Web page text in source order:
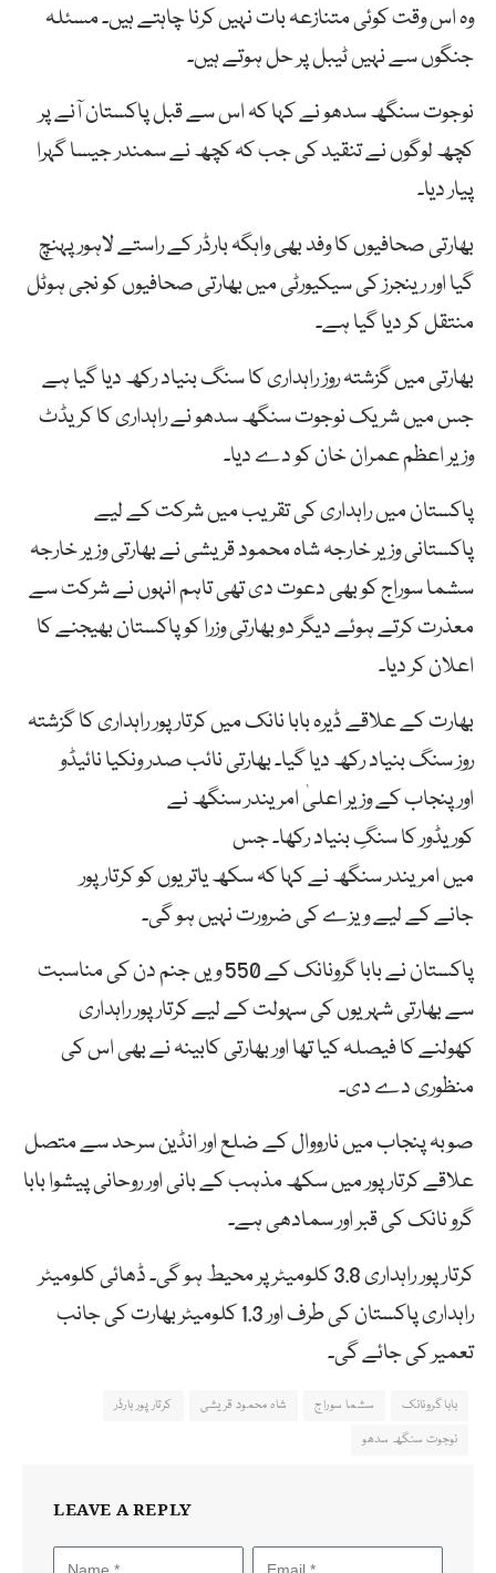
وہ اس وقت کوئی متنازعہ بات نہیں کرنا چاہتے ہیں۔ مسئلہ
جنگوں سے نہیں ٹیبل پر حل ہوتے ہیں۔
نوجوت سنگھ سدھو نے کہا کہ اس سے قبل پاکستان آنے پر
کچھ لوگوں نے تنقید کی جب کہ کچھ نے سمندر جیسا گہرا
پیار دیا۔
بھارتی صحافیوں کا وفد بھی واہگہ بارڈر کے راستے لاہور پہنچ
گیا اور رینجرز کی سیکیورٹی میں بھارتی صحافیوں کو نجی ہوٹل
منتقل کر دیا گیا ہے۔
بھارتی میں گزشتہ روز راہداری کا سنگ بنیاد رکھ دیا گیا ہے
جس میں شریک نوجوت سنگھ سدھو نے راہداری کا کریڈٹ
وزیر اعظم عمران خان کو دے دیا۔
پاکستان میں راہداری کی تقریب میں شرکت کے لیے
پاکستانی وزیر خارجہ شاہ محمود قریشی نے بھارتی وزیر خارجہ
سشما سوراج کو بھی دعوت دی تھی تاہم انہوں نے شرکت سے
معذرت کرتے ہوئے دیگر دو بھارتی وزرا کو پاکستان بھیجنے کا
اعلان کر دیا۔
بھارت کے علاقے ڈیرہ بابا نانک میں کرتارپور راہداری کا گزشتہ
روز سنگ بنیاد رکھ دیا گیا۔ بھارتی نائب صدر ونکیا نائیڈو
اور پنجاب کے وزیر اعلیٰ امریندر سنگھ نے
کوریڈور کا سنگِ بنیاد رکھا۔ جس
میں امریندر سنگھ نے کہا کہ سکھ یاتریوں کو کرتارپور
جانے کے لیے ویزے کی ضرورت نہیں ہو گی۔
پاکستان نے بابا گرونانک کے 550 ویں جنم دن کی مناسبت
سے بھارتی شہریوں کی سہولت کے لیے کرتار پور راہداری
کھولنے کا فیصلہ کیا تھا اور بھارتی کابینہ نے بھی اس کی
منظوری دے دی۔
صوبہ پنجاب میں نارووال کے ضلع اور انڈین سرحد سے متصل
علاقے کرتار پور میں سکھ مذہب کے بانی اور روحانی پیشوا بابا
گرو نانک کی قبر اور سمادھی ہے۔
کرتار پور راہداری 3.8 کلومیٹر پر محیط ہو گی۔ ڈھائی کلومیٹر
راہداری پاکستان کی طرف اور 1.3 کلومیٹر بھارت کی جانب
تعمیر کی جائے گی۔
بابا گرونانک سشما سوراج شاہ محمود قریشی
کرتار پور بارڈر
نوجوت سنگھ سدھو
LEAVE A REPLY